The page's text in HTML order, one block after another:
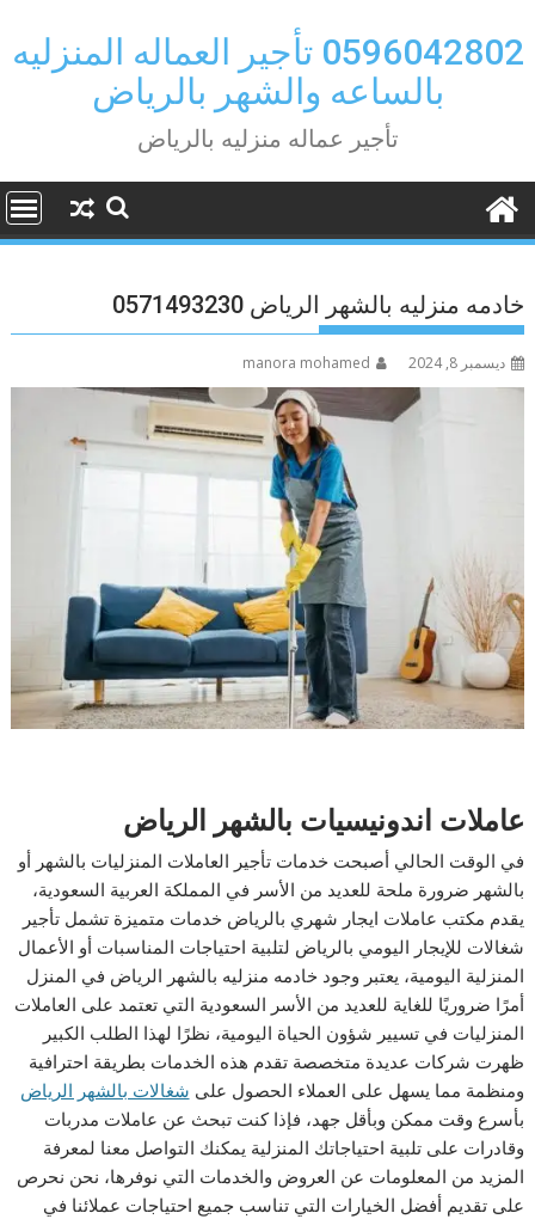
to
content
0596042802 تأجير العماله المنزليه
بالساعه والشهر بالرياض
تأجير عماله منزليه بالرياض
خادمه منزليه بالشهر الرياض 0571493230
ديسمبر 8, 2024 manora mohamed
عاملات اندونيسيات بالشهر الرياض
في الوقت الحالي أصبحت خدمات تأجير العاملات المنزليات بالشهر أو
بالشهر ضرورة ملحة للعديد من الأسر في المملكة العربية السعودية،
يقدم مكتب عاملات ايجار شهري بالرياض خدمات متميزة تشمل تأجير
شغالات للإيجار اليومي بالرياض لتلبية احتياجات المناسبات أو الأعمال
المنزلية اليومية، يعتبر وجود خادمه منزليه بالشهر الرياض في المنزل
أمرًا ضروريًا للغاية للعديد من الأسر السعودية التي تعتمد على العاملات
المنزليات في تسيير شؤون الحياة اليومية، نظرًا لهذا الطلب الكبير
ظهرت شركات عديدة متخصصة تقدم هذه الخدمات بطريقة احترافية
ومنظمة مما يسهل على العملاء الحصول على شغالات بالشهر الرياض
بأسرع وقت ممكن وبأقل جهد، فإذا كنت تبحث عن عاملات مدربات
وقادرات على تلبية احتياجاتك المنزلية يمكنك التواصل معنا لمعرفة
المزيد من المعلومات عن العروض والخدمات التي نوفرها، نحن نحرص
على تقديم أفضل الخيارات التي تناسب جميع احتياجات عملائنا في